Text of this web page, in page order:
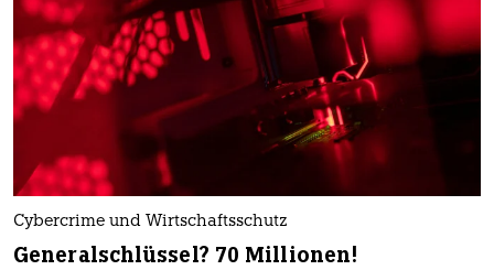
Cybercrime und Wirtschaftsschutz
Generalschlüssel? 70 Millionen!